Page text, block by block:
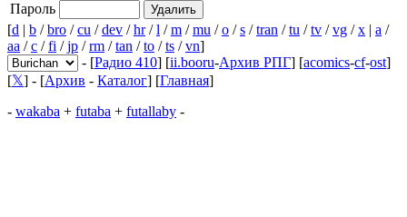
Пароль
[d | b /bro /cu /dev /hr/l /m /mu /o /s /tran /tu /tv /vg /x | a /
aa /c /fi /jp /rm /tan /to /ts /vn]
- [Радио 410] [ii.booru-Архив РПГ] [acomics-cf-ost]
[𝕏] - [Архив - Каталог] [Главная]
- wakaba + futaba + futallaby -